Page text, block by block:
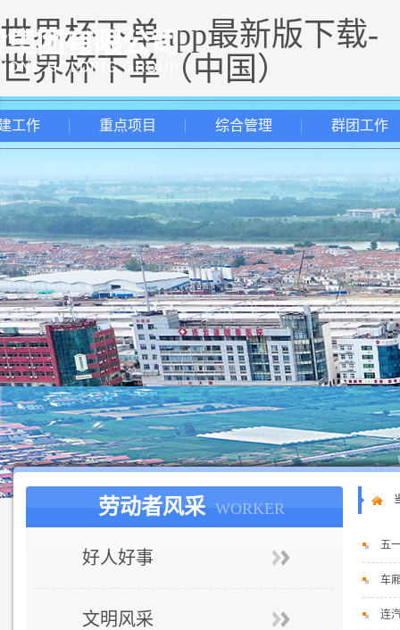
世界杯下单app最新版下载-
世界杯下单（中国）
工作 重点项目 综合管理 群团工作
劳动者风采 WORKER
好人好事
文明风采
五
车
连